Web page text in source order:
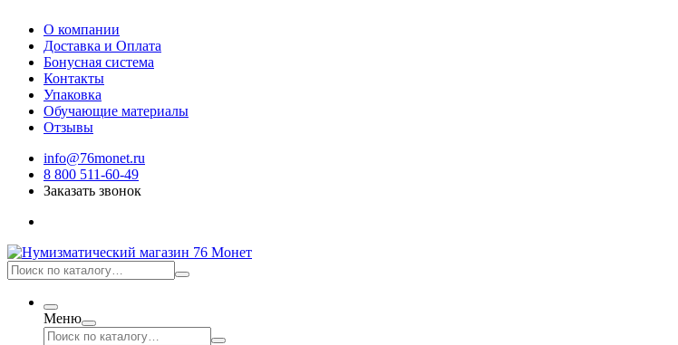
О компании
Доставка и Оплата
Бонусная система
Контакты
Упаковка
Обучающие материалы
Отзывы
info@76monet.ru
8 800 511-60-49
Заказать звонок
Меню